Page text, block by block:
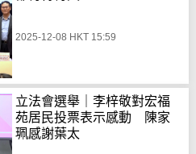
2025-12-08 HKT 15:59
立法會選舉｜李梓敬對宏福
苑居民投票表示感動 陳家
珮感謝葉太